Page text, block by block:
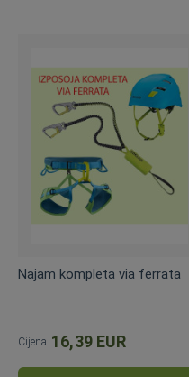
Najam kompleta via ferrata
Cijena 16,39 EUR